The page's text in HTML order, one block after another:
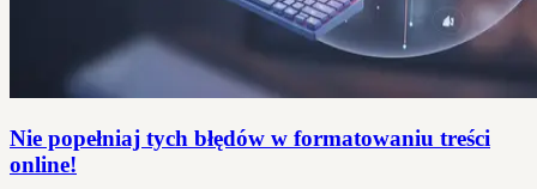
Nie popełniaj tych błędów w formatowaniu treści
online!